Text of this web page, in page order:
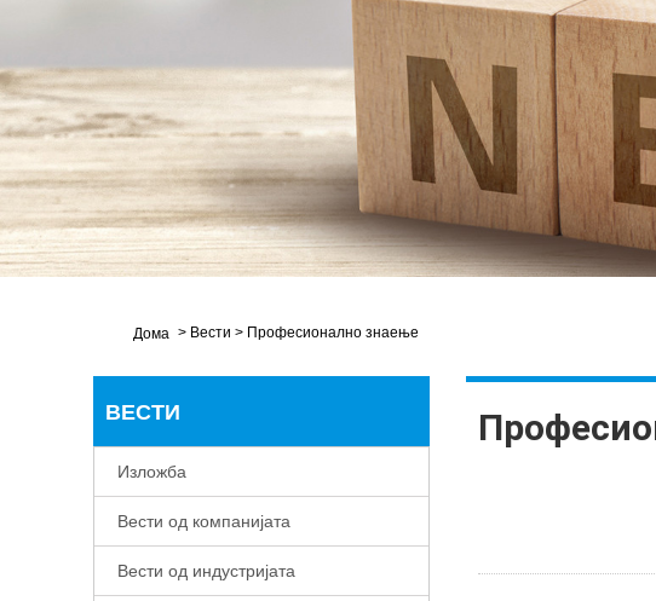
Дома > Вести > Професионално знаење
ВЕСТИ
Изложба
Вести од компанијата
Вести од индустријата